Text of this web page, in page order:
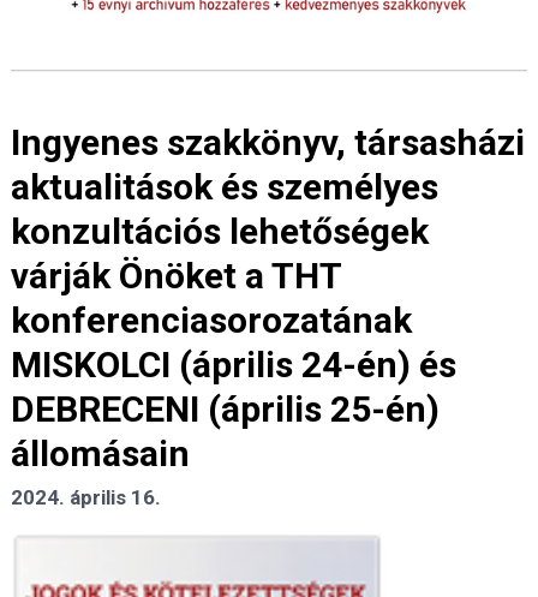
Ingyenes szakkönyv, társasházi
aktualitások és személyes
konzultációs lehetőségek
várják Önöket a THT
konferenciasorozatának
MISKOLCI (április 24-én) és
DEBRECENI (április 25-én)
állomásain
2024. április 16.